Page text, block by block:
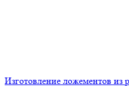
Изготовление ложементов из